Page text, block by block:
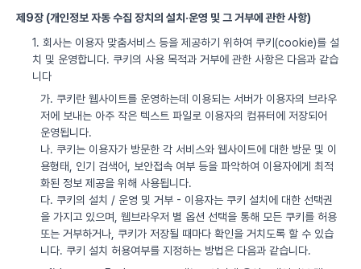
제9장 (개인정보 자동 수집 장치의 설치·운영 및 그 거부에 관한 사항)
1. 회사는 이용자 맞춤서비스 등을 제공하기 위하여 쿠키(cookie)를 설
치 및 운영합니다. 쿠키의 사용 목적과 거부에 관한 사항은 다음과 같습
니다
가. 쿠키란 웹사이트를 운영하는데 이용되는 서버가 이용자의 브라우
저에 보내는 아주 작은 텍스트 파일로 이용자의 컴퓨터에 저장되어
운영됩니다.
나. 쿠키는 이용자가 방문한 각 서비스와 웹사이트에 대한 방문 및 이
용형태, 인기 검색어, 보안접속 여부 등을 파악하여 이용자에게 최적
화된 정보 제공을 위해 사용됩니다.
다. 쿠키의 설치 / 운영 및 거부 - 이용자는 쿠키 설치에 대한 선택권
을 가지고 있으며, 웹브라우저 별 옵션 선택을 통해 모든 쿠키를 허용
또는 거부하거나, 쿠키가 저장될 때마다 확인을 거치도록 할 수 있습
니다. 쿠키 설치 허용여부를 지정하는 방법은 다음과 같습니다.